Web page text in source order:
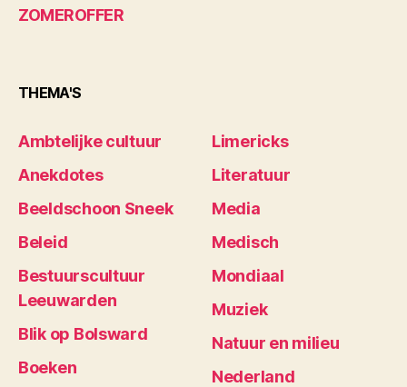
ZOMEROFFER
THEMA'S
Ambtelijke cultuur
Anekdotes
Beeldschoon Sneek
Beleid
Bestuurscultuur
Leeuwarden
Blik op Bolsward
Boeken
Limericks
Literatuur
Media
Medisch
Mondiaal
Muziek
Natuur en milieu
Nederland